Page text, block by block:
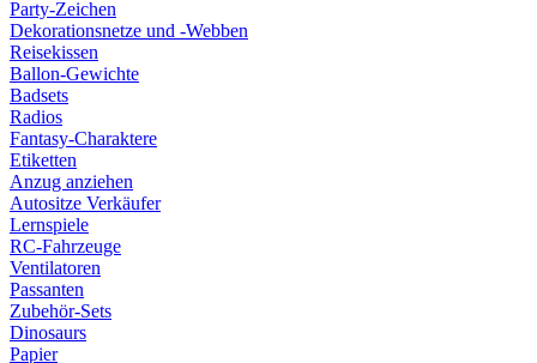
Party-Zeichen
Dekorationsnetze und -Webben
Reisekissen
Ballon-Gewichte
Badsets
Radios
Fantasy-Charaktere
Etiketten
Anzug anziehen
Autositze Verkäufer
Lernspiele
RC-Fahrzeuge
Ventilatoren
Passanten
Zubehör-Sets
Dinosaurs
Papier